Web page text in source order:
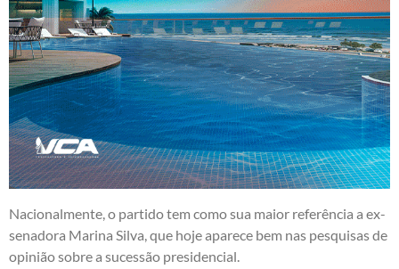
Nacionalmente, o partido tem como sua maior referência a ex-
senadora Marina Silva, que hoje aparece bem nas pesquisas de
opinião sobre a sucessão presidencial.